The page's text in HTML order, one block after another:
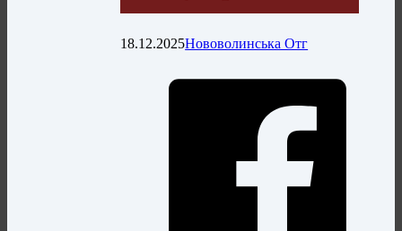
18.12.2025Нововолинська Отг